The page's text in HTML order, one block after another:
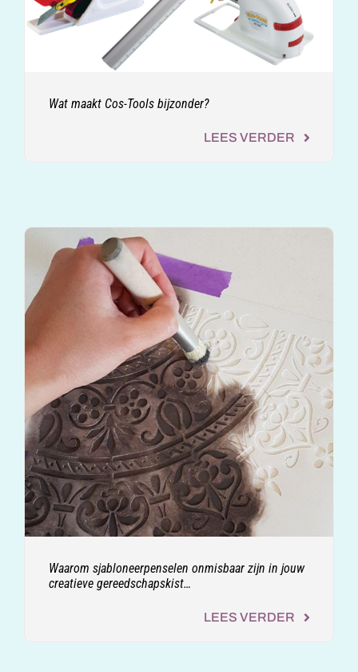
Wat maakt Cos-Tools bijzonder?
LEES VERDER
Waarom sjabloneerpenselen onmisbaar zijn in jouw
creatieve gereedschapskist…
LEES VERDER